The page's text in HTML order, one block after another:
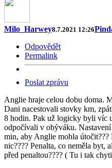
Milo_Harwey8.7.2021 12:26
Odpovědět
Permalink
Poslat zprávu
Anglie hraje celou dobu doma.
Dani nacestovali stovky km,
8 hodin. Pak už logicky byli víc
odpočívali v obýváku.
min, aby Anglie mohla
nic???? Penalta, co neměla byt,
před penaltou???? ( Tu i tak